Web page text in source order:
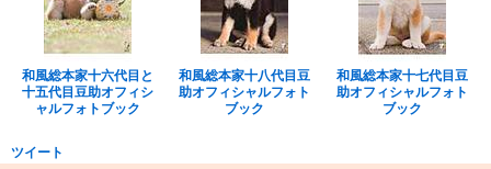
和風総本家十六代目と
十五代目豆助オフィシ
ャルフォトブック
和風総本家十八代目豆
助オフィシャルフォト
ブック
和風総本家十七代目豆
助オフィシャルフォト
ブック
ツイート